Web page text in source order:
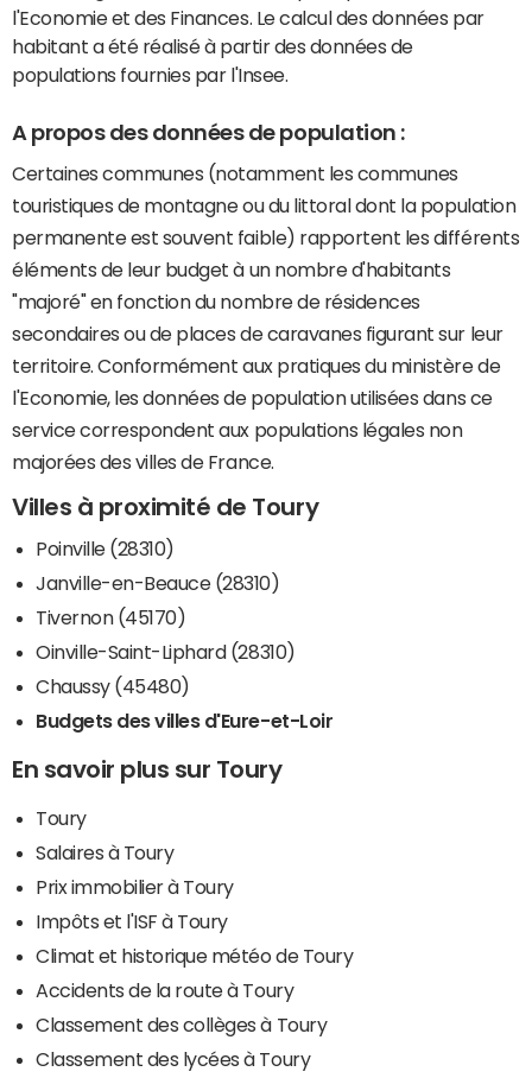
l'Economie et des Finances. Le calcul des données par
habitant a été réalisé à partir des données de
populations fournies par l'Insee.
A propos des données de population :
Certaines communes (notamment les communes
touristiques de montagne ou du littoral dont la population
permanente est souvent faible) rapportent les différents
éléments de leur budget à un nombre d'habitants
"majoré" en fonction du nombre de résidences
secondaires ou de places de caravanes figurant sur leur
territoire. Conformément aux pratiques du ministère de
l'Economie, les données de population utilisées dans ce
service correspondent aux populations légales non
majorées des villes de France.
Villes à proximité de Toury
Poinville (28310)
Janville-en-Beauce (28310)
Tivernon (45170)
Oinville-Saint-Liphard (28310)
Chaussy (45480)
Budgets des villes d'Eure-et-Loir
En savoir plus sur Toury
Toury
Salaires à Toury
Prix immobilier à Toury
Impôts et l'ISF à Toury
Climat et historique météo de Toury
Accidents de la route à Toury
Classement des collèges à Toury
Classement des lycées à Toury